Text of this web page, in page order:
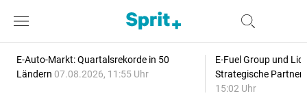
E-Auto-Markt: Quartalsrekorde in 50
Ländern 07.08.2026, 11:55 Uhr
E-Fuel Group und
Strategische
15:02 Uhr